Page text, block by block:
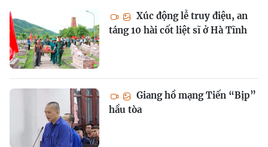
Xúc động lễ truy điệu, an
táng 10 hài cốt liệt sĩ ở Hà Tĩnh
Giang hồ mạng Tiến “Bịp”
hầu tòa